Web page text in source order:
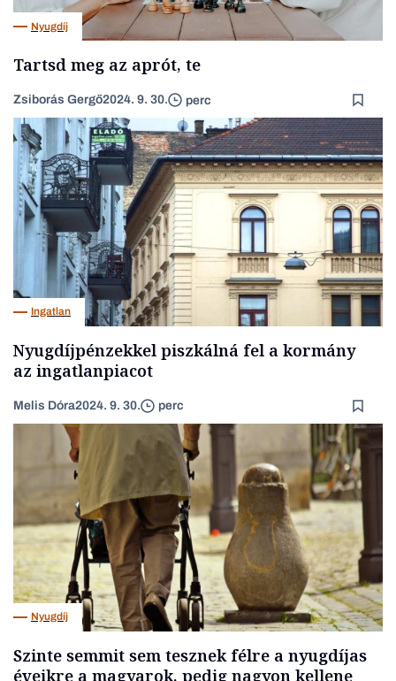
Nyugdíj
Tartsd meg az aprót, te
Zsiborás Gergő2024. 9. 30. perc
Ingatlan
Nyugdíjpénzekkel piszkálná fel a kormány
az ingatlanpiacot
Melis Dóra2024. 9. 30. perc
Nyugdíj
Szinte semmit sem tesznek félre a nyugdíjas
éveikre a magyarok, pedig nagyon kellene